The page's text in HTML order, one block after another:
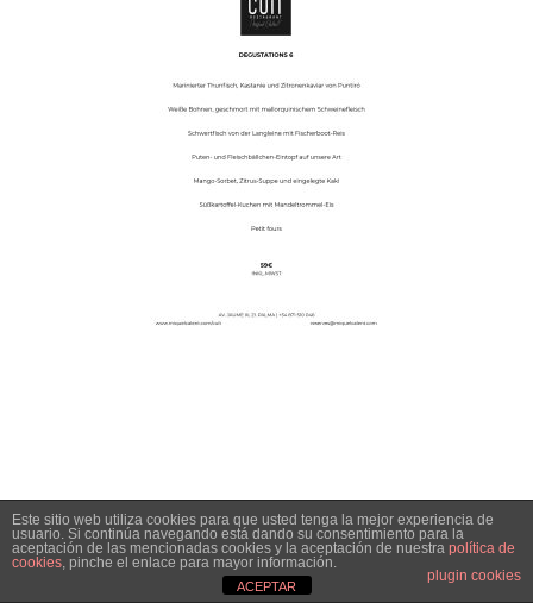
Este sitio web utiliza cookies para que usted tenga la mejor experiencia de
usuario. Si continúa navegando está dando su consentimiento para la
aceptación de las mencionadas cookies y la aceptación de nuestra política de
cookies, pinche el enlace para mayor información.
plugin cookies
ACEPTAR